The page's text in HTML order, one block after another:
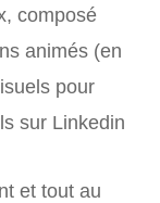
composé
animés (en
pour
sur Linkedin
et tout au